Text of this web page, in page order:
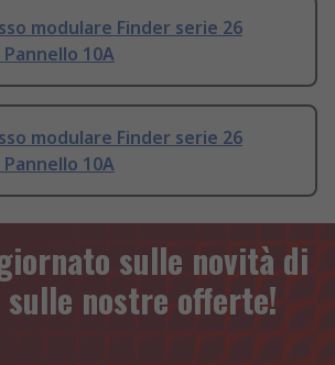
modulare Finder serie 26
10A
modulare Finder serie 26
10A
sulle novità di
nostre offerte!